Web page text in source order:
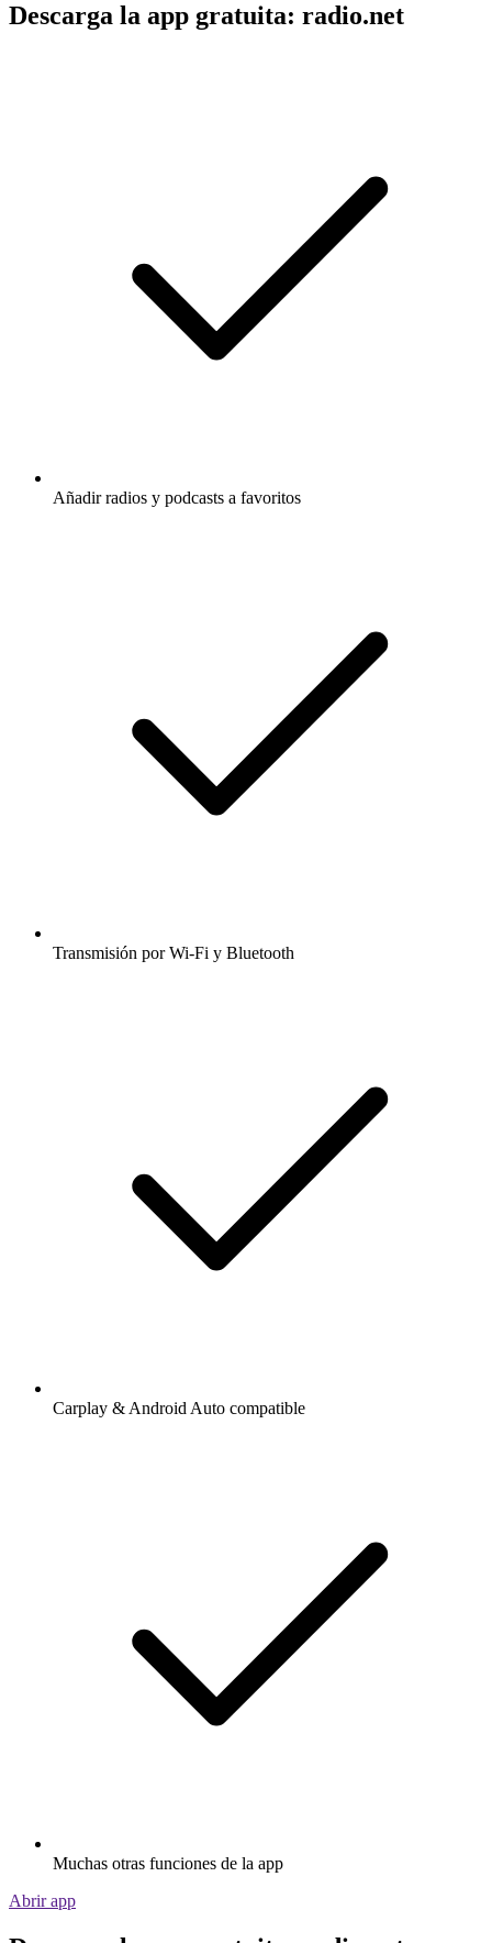
Descarga la app gratuita: radio.net
Añadir radios y podcasts a favoritos
Transmisión por Wi-Fi y Bluetooth
Carplay & Android Auto compatible
Muchas otras funciones de la app
Abrir app